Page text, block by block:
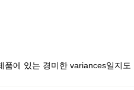
에 있는 경미한 variances일지도